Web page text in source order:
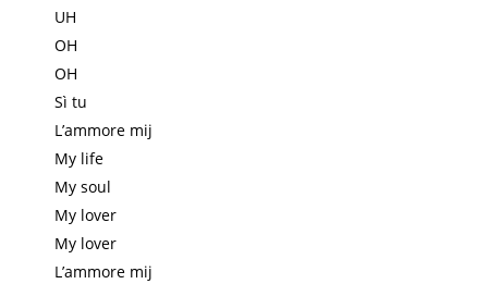
UH
OH
OH
Sì tu
L’ammore mij
My life
My soul
My lover
My lover
L’ammore mij